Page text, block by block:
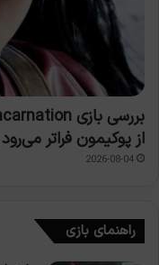
از پوکیمون فراتر
2026-08-04
راهنمای بازی